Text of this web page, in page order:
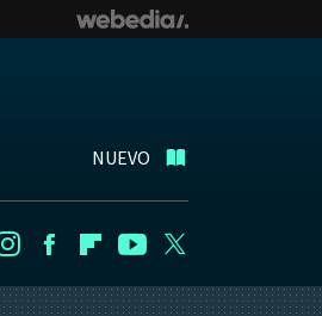
NUEVO
InstagramFacebookFlipboard
Youtube